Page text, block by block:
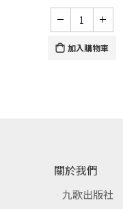
加入購物車
關於我們
九歌出版社